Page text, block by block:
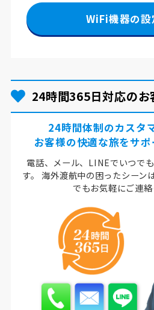
WiFi機器の設
24時間365日対応のお
24時間体制のカスタ
お客様の快適な旅をサポ
電話、メール、LINEでいつで
す。
海外渡航中の困ったシーン
でもお気軽にご連絡